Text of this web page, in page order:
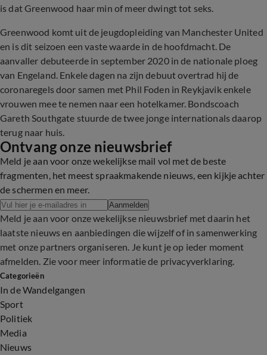
is dat Greenwood haar min of meer dwingt tot seks.
Greenwood komt uit de jeugdopleiding van Manchester United
en is dit seizoen een vaste waarde in de hoofdmacht. De
aanvaller debuteerde in september 2020 in de nationale ploeg
van Engeland. Enkele dagen na zijn debuut overtrad hij de
coronaregels door samen met Phil Foden in Reykjavik enkele
vrouwen mee te nemen naar een hotelkamer. Bondscoach
Gareth Southgate stuurde de twee jonge internationals daarop
terug naar huis.
Ontvang onze nieuwsbrief
Meld je aan voor onze wekelijkse mail vol met de beste
fragmenten, het meest spraakmakende nieuws, een kijkje achter
de schermen en meer.
Aanmelden
Meld je aan voor onze wekelijkse nieuwsbrief met daarin het
laatste nieuws en aanbiedingen die wijzelf of in samenwerking
met onze partners organiseren. Je kunt je op ieder moment
afmelden. Zie voor meer informatie de privacyverklaring.
Categorieën
In de Wandelgangen
Sport
Politiek
Media
Nieuws